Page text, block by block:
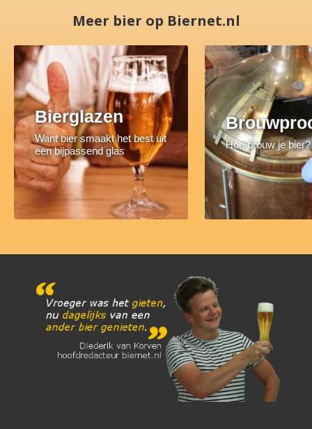
Meer bier op Biernet.nl
Bierglazen
Want bier smaakt het best uit
een bijpassend glas
Hoe brouw je bier?